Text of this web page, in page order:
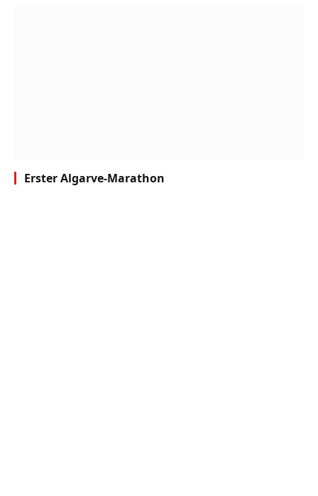
Erster Algarve-Marathon